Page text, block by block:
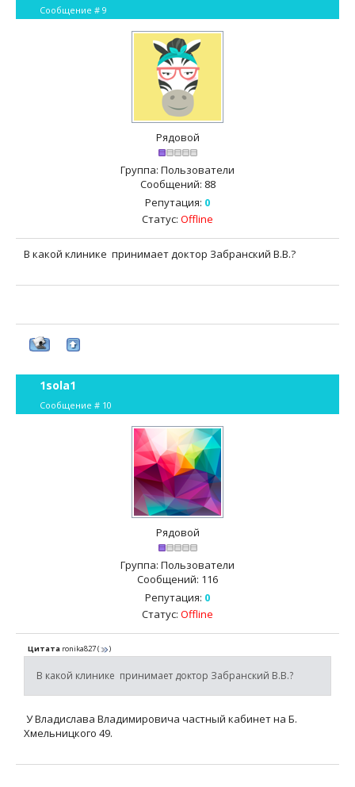
Сообщение # 9
Рядовой
Группа: Пользователи
Сообщений: 88
Репутация: 0
Статус: Offline
В какой клинике принимает доктор Забранский В.В.?
1sola1
Сообщение # 10
Рядовой
Группа: Пользователи
Сообщений: 116
Репутация: 0
Статус: Offline
Цитата ronika827( )
В какой клинике принимает доктор Забранский В.В.?
У Владислава Владимировича частный кабинет на Б.
Хмельницкого 49.